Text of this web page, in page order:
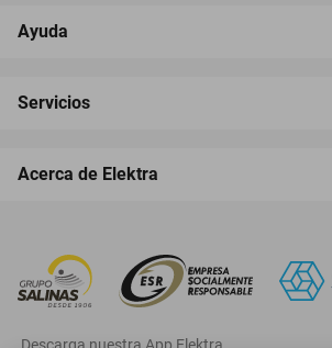
Ayuda
Servicios
Acerca de Elektra